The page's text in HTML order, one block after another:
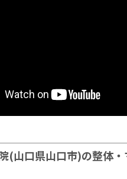
(山口県山口市)の整体